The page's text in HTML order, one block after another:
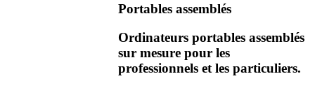
Portables assemblés
Ordinateurs portables assemblés
sur mesure pour les
professionnels et les particuliers.